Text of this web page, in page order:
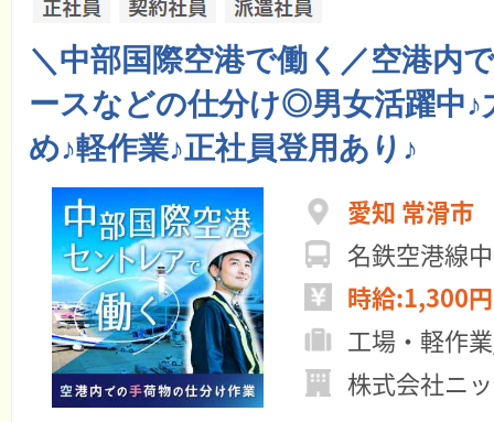
＼中部国際空港で働く／空港内
ースなどの仕分け◎男女活躍中♪
め♪軽作業♪正社員登用あり♪
愛知 常滑市
名鉄空港線
時給:1,300
工場・軽作
株式会社ニ